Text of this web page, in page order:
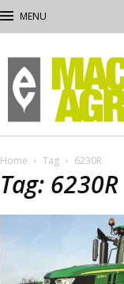
Macchine
Agricole
Home Tag 6230R
Tag: 6230R